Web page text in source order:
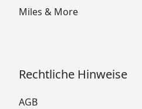
Miles & More
Rechtliche Hinweise
AGB